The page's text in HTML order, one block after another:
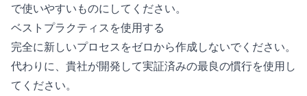
で使いやすいものにしてください。
ベストプラクティスを使用する
完全に新しいプロセスをゼロから作成しないでください。
代わりに、貴社が開発して実証済みの最良の慣行を使用し
てください。